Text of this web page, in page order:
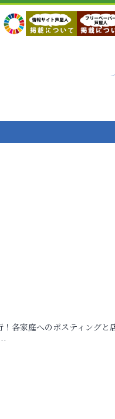
各家庭へのポスティングと